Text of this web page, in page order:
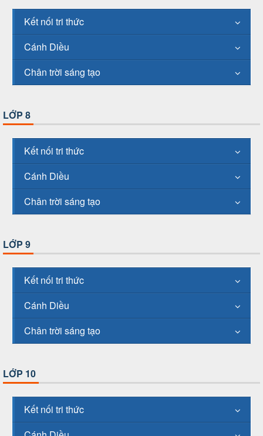
Kết nối tri thức
Cánh Diều
Chân trời sáng tạo
LỚP 8
Kết nối tri thức
Cánh Diều
Chân trời sáng tạo
LỚP 9
Kết nối tri thức
Cánh Diều
Chân trời sáng tạo
LỚP 10
Kết nối tri thức